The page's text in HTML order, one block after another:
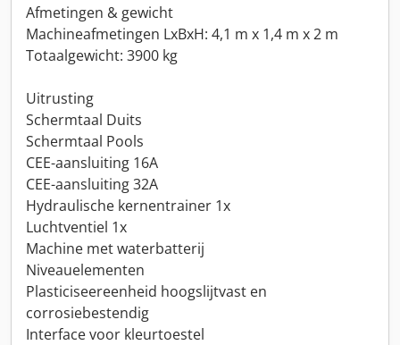
Afmetingen & gewicht
Machineafmetingen LxBxH: 4,1 m x 1,4 m x 2 m
Totaalgewicht: 3900 kg
Uitrusting
Schermtaal Duits
Schermtaal Pools
CEE-aansluiting 16A
CEE-aansluiting 32A
Hydraulische kernentrainer 1x
Luchtventiel 1x
Machine met waterbatterij
Niveauelementen
Plasticiseereenheid hoogslijtvast en
corrosiebestendig
Interface voor kleurtoestel